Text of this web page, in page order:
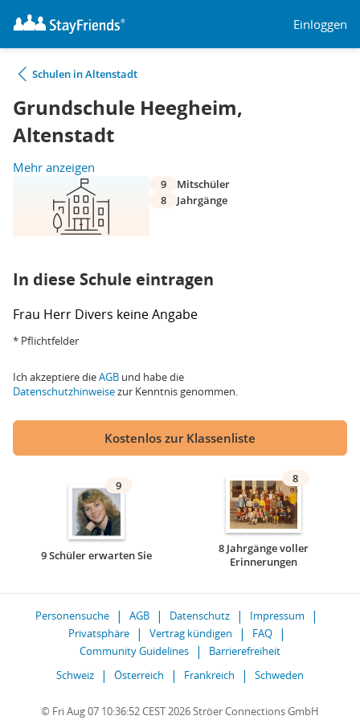
Einloggen
Schulen in Altenstadt
Grundschule Heegheim,
Altenstadt
Mehr anzeigen
9
Mitschüler
8
Jahrgänge
In diese Schule eintragen
Frau Herr Divers keine Angabe
* Pflichtfelder
Ich akzeptiere dieAGB und habe die
Datenschutzhinweisezur Kenntnis genommen.
Kostenlos zur Klassenliste
9
9 Schüler erwarten Sie
8
8 Jahrgänge voller
Erinnerungen
Personensuche AGB Datenschutz
Impressum
Privatsphäre
Vertrag kündigen
FAQ
Community Guidelines
Barrierefreiheit
Schweiz
Österreich Frankreich Schweden
© Fri Aug 07 10:36:52 CEST 2026 Ströer Connections GmbH